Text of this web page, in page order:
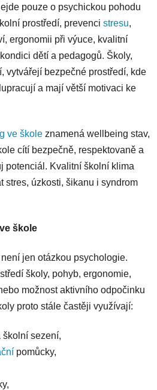
pouze o psychickou pohodu
prostředí, prevenci stresu,
ergonomii při výuce, kvalitní
dětí a pedagogů. Školy,
vytvářejí bezpečné prostředí, kde
a mají větší motivaci ke
ve škole znamená wellbeing stav,
cítí bezpečně, respektovaně a
potenciál. Kvalitní školní klima
stres, úzkosti, šikanu i syndrom
škole
jen otázkou psychologie.
školy, pohyb, ergonomie,
možnost aktivního odpočinku
proto stále častěji využívají:
školní sezení,
pomůcky,